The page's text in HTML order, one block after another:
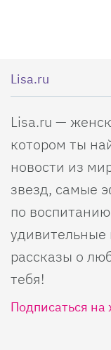
Lisa.ru
Lisa.ru —
котором ты
новости из
звезд, самые
по
удивительные
рассказы о
тебя!
Подписаться на